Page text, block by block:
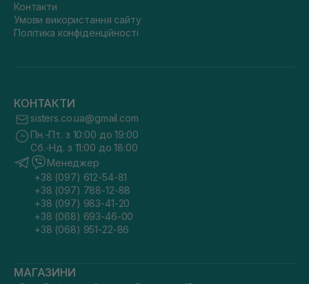
Контакти
Умови використання сайту
Політика конфіденційності
КОНТАКТИ
sisters.co.ua@gmail.com
Пн.-Пт. з 10:00 до 19:00
Сб.-Нд. з 11:00 до 18:00
Менеджер
+38 (097) 612-54-81
+38 (097) 788-12-88
+38 (097) 983-41-20
+38 (068) 693-46-00
+38 (068) 951-22-86
МАГАЗИНИ